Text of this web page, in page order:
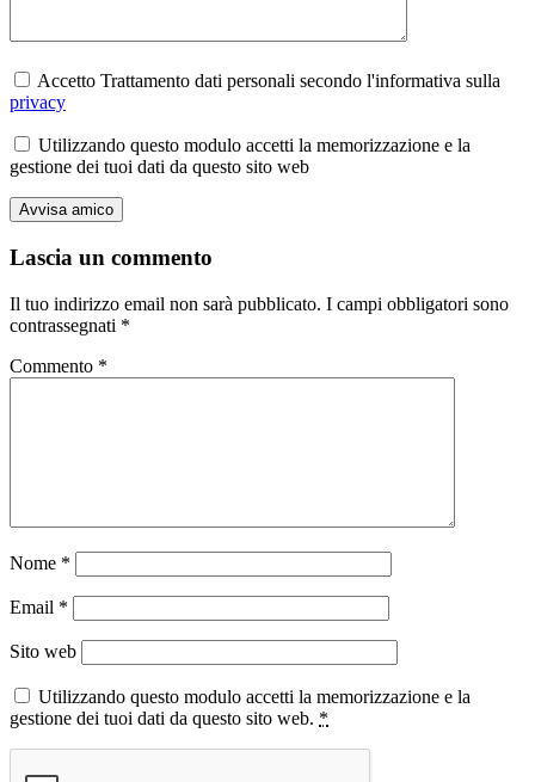
Accetto Trattamento dati personali secondo l'informativa sulla
privacy
Utilizzando questo modulo accetti la memorizzazione e la
gestione dei tuoi dati da questo sito web
Lascia un commento
Il tuo indirizzo email non sarà pubblicato. I campi obbligatori sono
contrassegnati *
Commento *
Nome *
Email *
Sito web
Utilizzando questo modulo accetti la memorizzazione e la
gestione dei tuoi dati da questo sito web. *